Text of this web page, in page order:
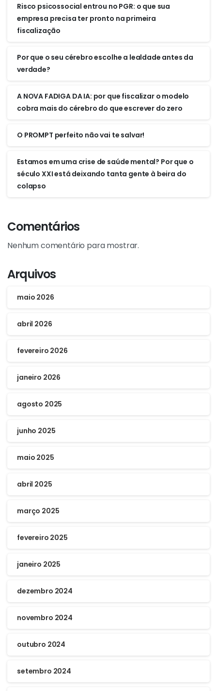
Risco psicossocial entrou no PGR: o que sua
empresa precisa ter pronto na primeira
fiscalização
Por que o seu cérebro escolhe a lealdade antes da
verdade?
A NOVA FADIGA DA IA: por que fiscalizar o modelo
cobra mais do cérebro do que escrever do zero
O PROMPT perfeito não vai te salvar!
Estamos em uma crise de saúde mental? Por que o
século XXI está deixando tanta gente à beira do
colapso
Comentários
Nenhum comentário para mostrar.
Arquivos
maio 2026
abril 2026
fevereiro 2026
janeiro 2026
agosto 2025
junho 2025
maio 2025
abril 2025
março 2025
fevereiro 2025
janeiro 2025
dezembro 2024
novembro 2024
outubro 2024
setembro 2024